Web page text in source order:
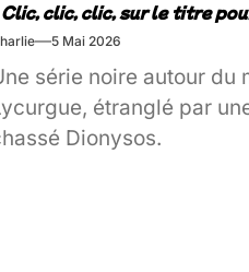
5 Mai 2026
série noire autour du
étranglé par
Dionysos.